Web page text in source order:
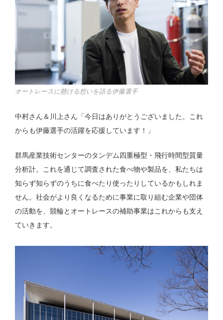
オートレースに懸ける想いを語る伊藤選手
中村さん＆川上さん「今日はありがとうございました。これ
からも伊藤選手の活躍を応援しています！」
群馬産業技術センターのタンデム四重極型・飛行時間型質量
分析計。これを通じて調査された食べ物や製品を、私たちは
知らず知らずのうちに食べたり使ったりしているかもしれま
せん。社会がより良くなるために事業に取り組む企業や団体
の活動を、競輪とオートレースの補助事業はこれからも支え
ていきます。